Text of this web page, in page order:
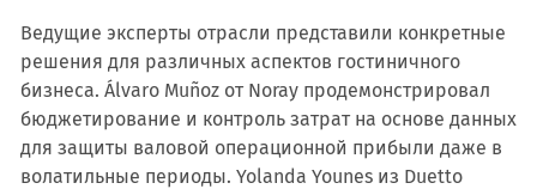
Ведущие эксперты отрасли представили конкретные
решения для различных аспектов гостиничного
бизнеса. Álvaro Muñoz от Noray продемонстрировал
бюджетирование и контроль затрат на основе данных
для защиты валовой операционной прибыли даже в
волатильные периоды. Yolanda Younes из Duetto